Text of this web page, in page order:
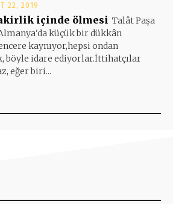
22, 2019
içinde ölmesi Talât Paşa
küçük bir dükkân
kaynıyor,hepsi ondan
böyle idare ediyorlar.İttihatçılar
eğer biri...